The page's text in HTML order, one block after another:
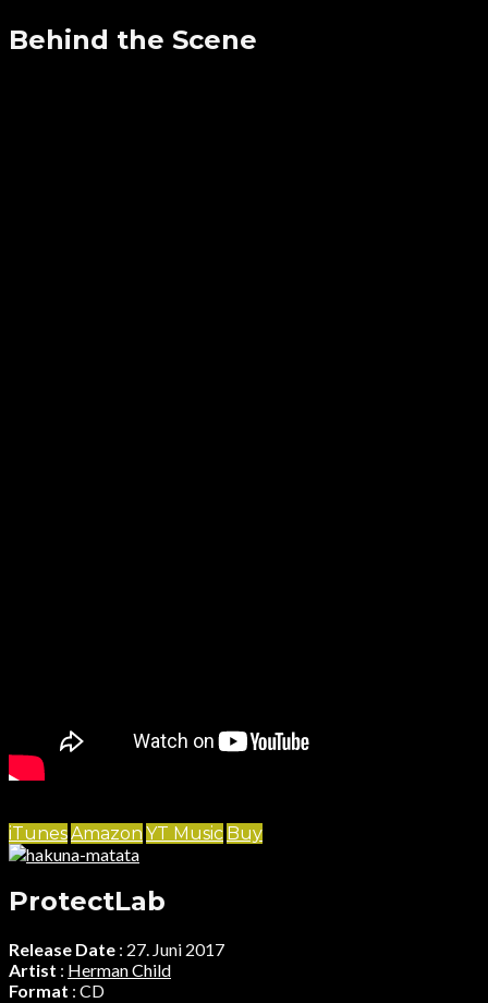
Behind the Scene
iTunesAmazon YT Music Buy
ProtectLab
Release Date : 27. Juni 2017
Artist : Herman Child
Format : CD